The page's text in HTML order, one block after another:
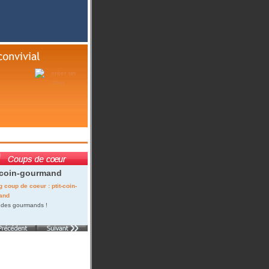
gourmand
gourmands !